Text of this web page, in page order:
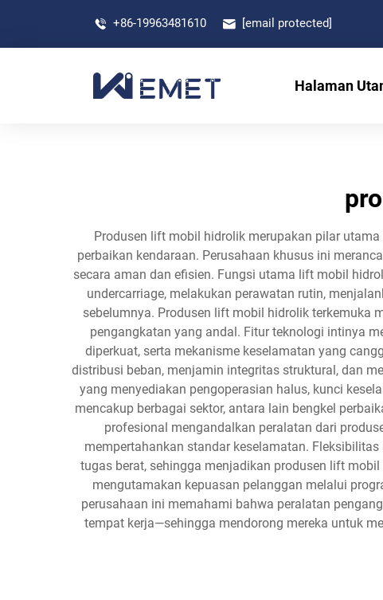
+86-19963481610 [email protected]
Halaman
Produsen lift mobil hidrolik merupakan pilar
perbaikan kendaraan. Perusahaan khusus ini
secara aman dan efisien. Fungsi utama lift mobil
undercarriage, melakukan perawatan rutin,
sebelumnya. Produsen lift mobil hidrolik terkemuka
pengangkatan yang andal. Fitur teknologi intinya
diperkuat, serta mekanisme keselamatan yang
distribusi beban, menjamin integritas struktural, dan
yang menyediakan pengoperasian halus, kunci
mencakup berbagai sektor, antara lain bengkel
profesional mengandalkan peralatan dari
mempertahankan standar keselamatan.
tugas berat, sehingga menjadikan produsen lift
mengutamakan kepuasan pelanggan melalui
perusahaan ini memahami bahwa peralatan
tempat kerja—sehingga mendorong mereka untuk